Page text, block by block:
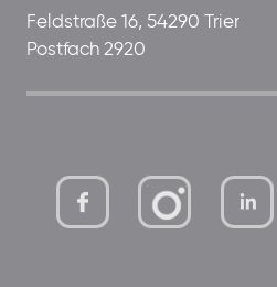
Feldstraße 16, 54290 Trier
Postfach 2920